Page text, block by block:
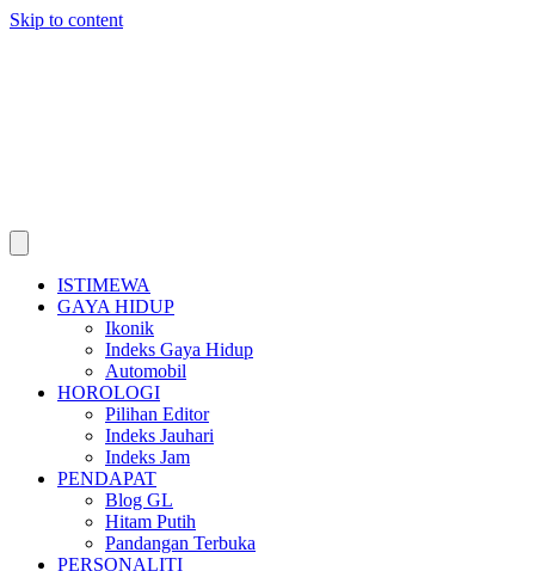
Skip to content
ISTIMEWA
GAYA HIDUP
Ikonik
Indeks Gaya Hidup
Automobil
HOROLOGI
Pilihan Editor
Indeks Jauhari
Indeks Jam
PENDAPAT
Blog GL
Hitam Putih
Pandangan Terbuka
PERSONALITI